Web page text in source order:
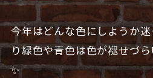
今年はどんな色にしようか
り緑色や青色は色が褪せづ
✨